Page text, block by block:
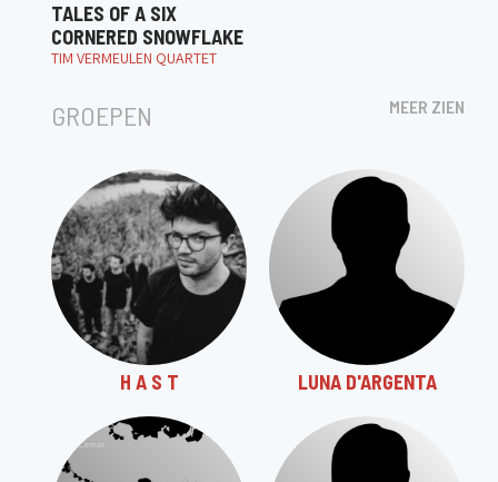
TALES OF A SIX
CORNERED SNOWFLAKE
TIM VERMEULEN QUARTET
GROEPEN MEER ZIEN
H A S T LUNA D'ARGENTA